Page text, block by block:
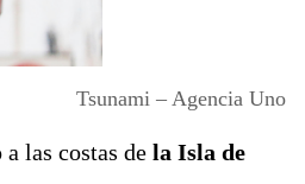
Tsunami – Agencia Uno
a las costas de la Isla de